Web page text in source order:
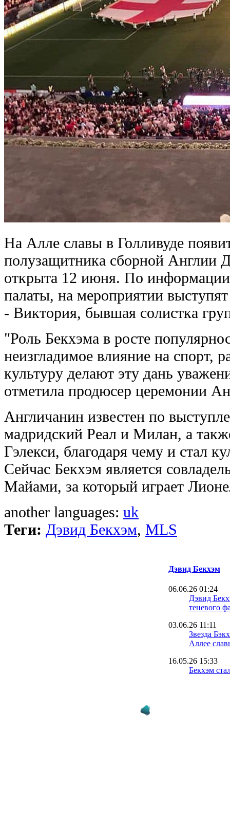
На Алле славы в Голливуде
полузащитника сборной Англии
открыта 12 июня. По информации
палаты, на мероприятии
- Виктория, бывшая солистка
"Роль Бекхэма в росте
неизгладимое влияние на спорт,
культуру делают эту дань
отметила продюсер церемонии
Англичанин известен по
мадридский Реал и Милан, а
Гэлекси, благодаря чему и стал
Сейчас Бекхэм является
Майами, за который играет
another languages: uk
Теги: Дэвид Бекхэм, MLS
Дэвид Бекхэм
06.06.26 01:24
Дэвид
теневого
03.06.26 11:11
Звезда
Аллее
16.05.26 15:33
Бекхэм